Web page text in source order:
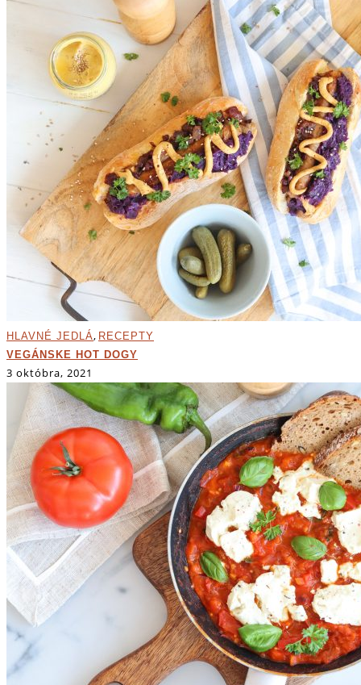
HLAVNÉ JEDLÁ, RECEPTY
VEGÁNSKE HOT DOGY
3 októbra, 2021